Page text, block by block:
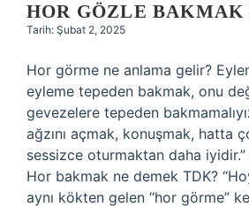
HOR GÖZLE BAKMAK
Tarih: Şubat 2, 2025
Hor görme ne anlama gelir?
eyleme tepeden bakmak, onu
gevezelere tepeden
ağzını açmak, konuşmak, hatta
sessizce oturmaktan daha
Hor bakmak ne demek TDK?
aynı kökten gelen “hor görme”